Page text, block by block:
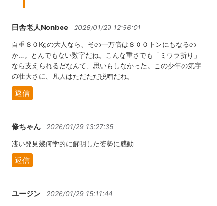
田舎老人Nonbee 2026/01/29 12:56:01
自重８０Kgの大人なら、その一万倍は８００トンにもなるの
か…。とんでもない数字だね。こんな重さでも「ミウラ折り」
なら支えられるだなんて、思いもしなかった。この少年の気宇
の壮大さに、凡人はただただ脱帽だね。
返信
修ちゃん 2026/01/29 13:27:35
凄い発見幾何学的に解明した姿勢に感動
返信
ユージン 2026/01/29 15:11:44